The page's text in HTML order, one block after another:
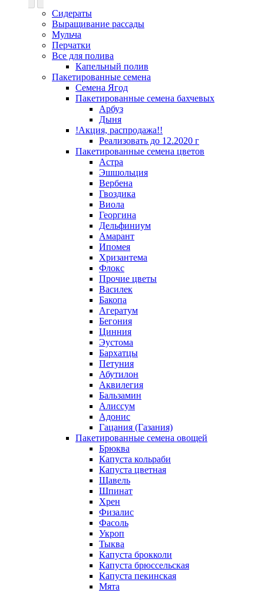
Сидераты
Выращивание рассады
Мульча
Перчатки
Все для полива
Капельный полив
Пакетированные семена
Семена Ягод
Пакетированные семена бахчевых
Арбуз
Дыня
!Акция, распродажа!!
Реализовать до 12.2020 г
Пакетированные семена цветов
Астра
Эшшольция
Вербена
Гвоздика
Виола
Георгина
Дельфиниум
Амарант
Ипомея
Хризантема
Флокс
Прочие цветы
Василек
Бакопа
Агератум
Бегония
Цинния
Эустома
Бархатцы
Петуния
Абутилон
Аквилегия
Бальзамин
Алиссум
Адонис
Гацания (Газания)
Пакетированные семена овощей
Брюква
Капуста кольраби
Капуста цветная
Щавель
Шпинат
Хрен
Физалис
Фасоль
Укроп
Тыква
Капуста брокколи
Капуста брюссельская
Капуста пекинская
Мята